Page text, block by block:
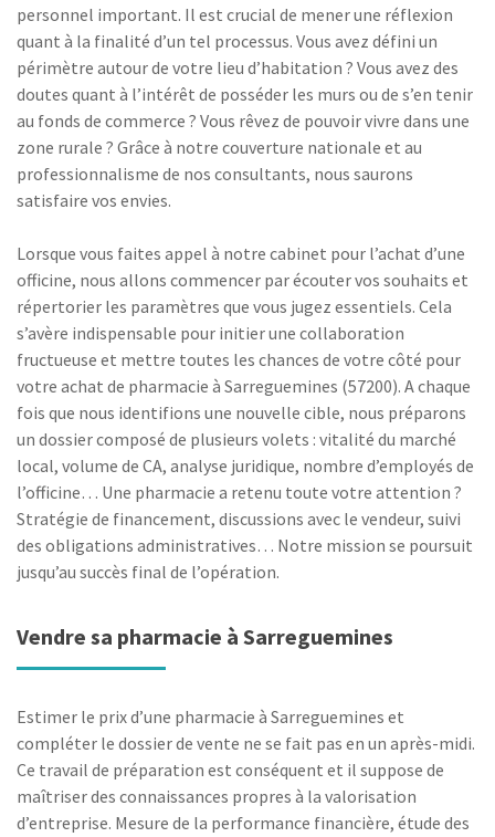
personnel important. Il est crucial de mener une réflexion
quant à la finalité d’un tel processus. Vous avez défini un
périmètre autour de votre lieu d’habitation ? Vous avez des
doutes quant à l’intérêt de posséder les murs ou de s’en tenir
au fonds de commerce ? Vous rêvez de pouvoir vivre dans une
zone rurale ? Grâce à notre couverture nationale et au
professionnalisme de nos consultants, nous saurons
satisfaire vos envies.
Lorsque vous faites appel à notre cabinet pour l’achat d’une
officine, nous allons commencer par écouter vos souhaits et
répertorier les paramètres que vous jugez essentiels. Cela
s’avère indispensable pour initier une collaboration
fructueuse et mettre toutes les chances de votre côté pour
votre achat de pharmacie à Sarreguemines (57200). A chaque
fois que nous identifions une nouvelle cible, nous préparons
un dossier composé de plusieurs volets : vitalité du marché
local, volume de CA, analyse juridique, nombre d’employés de
l’officine… Une pharmacie a retenu toute votre attention ?
Stratégie de financement, discussions avec le vendeur, suivi
des obligations administratives… Notre mission se poursuit
jusqu’au succès final de l’opération.
Vendre sa pharmacie à Sarreguemines
Estimer le prix d’une pharmacie à Sarreguemines et
compléter le dossier de vente ne se fait pas en un après-midi.
Ce travail de préparation est conséquent et il suppose de
maîtriser des connaissances propres à la valorisation
d’entreprise. Mesure de la performance financière, étude des